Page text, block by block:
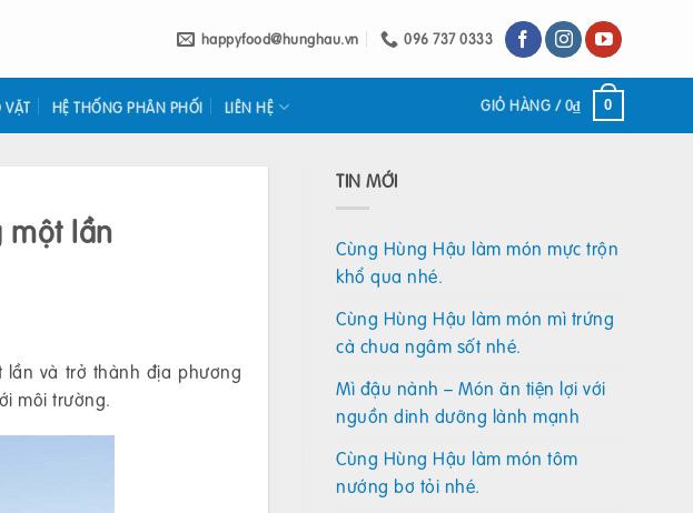
happyfood@hunghau.vn 096 737 0333
VẶT HỆ THỐNG PHÂN PHỐI LIÊN HỆ GIỎ HÀNG /0₫ 0
một lần
lần và trở thành địa phương
môi trường.
TIN MỚI
Cùng Hùng Hậu làm món mực trộn
khổ qua nhé.
Cùng Hùng Hậu làm món mì trứng
cà chua ngâm sốt nhé.
Mì đậu nành – Món ăn tiện lợi với
nguồn dinh dưỡng lành mạnh
Cùng Hùng Hậu làm món tôm
nướng bơ tỏi nhé.